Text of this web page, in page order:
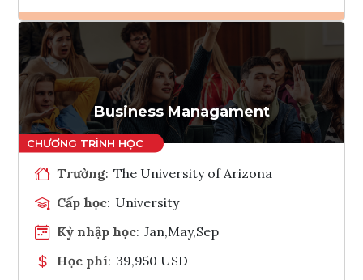
Ghi danh
Tham vấn Interlink
Business Managament
Trường: The University of Arizona
Cấp học: University
Kỳ nhập học: Jan,May,Sep
Học phí: 39,950 USD